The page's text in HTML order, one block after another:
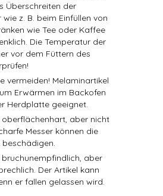
Überschreiten der
z. B. beim Einfüllen von
wie Tee oder Kaffee
Die Temperatur der
vor dem Füttern des
vermeiden! Melaminartikel
Erwärmen im Backofen
Herdplatte geeignet.
oberflächenhart, aber nicht
Messer können die
bruchunempfindlich, aber
Der Artikel kann
er fallen gelassen wird.